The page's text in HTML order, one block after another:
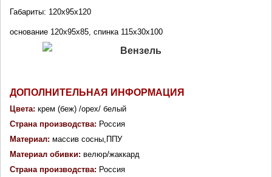
Габариты: 120х95х120
основание 120х95х85, спинка 115х30х100
ДОПОЛНИТЕЛЬНАЯ ИНФОРМАЦИЯ
Цвета: крем (беж) /орех/ белый
Страна производства: Россия
Материал: массив сосны,ППУ
Материал обивки: велюр/жаккард
Страна производства: Россия